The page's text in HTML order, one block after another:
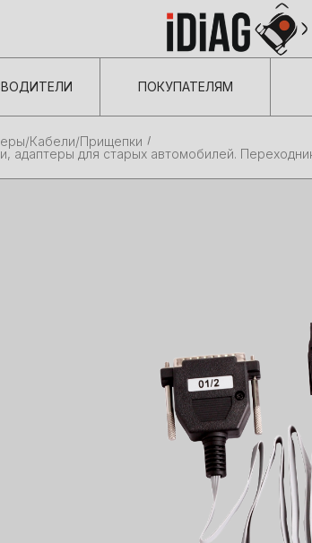
ПОКУПАТЕЛЯМ
Кабели/Прищепки
адаптеры для старых автомобилей.